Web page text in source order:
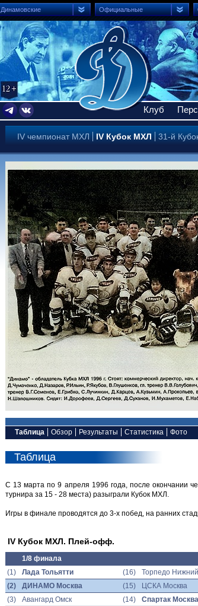
Динамовские Официальные
Клуб
IV чемпионат МХЛ IV Кубок МХЛ 31-й
Таблица
Таблица
С 13 марта по 9 апреля 1996 года, после окончании
турнира за 15 - 28 места) разыграли Кубок МХЛ.
Игры в финале проводятся до 3-х побед, на ранних
IV Кубок МХЛ. Плей-офф.
1/8 финала
(1)
Лада Тольятти (16) Торпедо
(2)
ДИНАМО Москва (15) ЦСКА Москва
(3)
Авангард Омск (14) Спартак Москва
Обзор Результаты Статистика Фото